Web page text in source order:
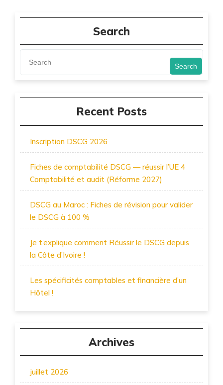
Search
Search
Recent Posts
Inscription DSCG 2026
Fiches de comptabilité DSCG — réussir l’UE 4
Comptabilité et audit (Réforme 2027)
DSCG au Maroc : Fiches de révision pour valider
le DSCG à 100 %
Je t’explique comment Réussir le DSCG depuis
la Côte d’Ivoire !
Les spécificités comptables et financière d’un
Hôtel !
Archives
juillet 2026